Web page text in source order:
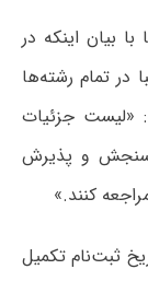
بیان اینکه در
در تمام رشته‌ها
«لیست جزئیات
سنجش و پذیرش
کنند.»
ثبت‌نام تکمیل